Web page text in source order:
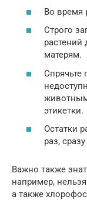
Во время
Строго
матерям.
Спрячьте
этикетки.
Остатки
раз,
Важно также
например,
а также